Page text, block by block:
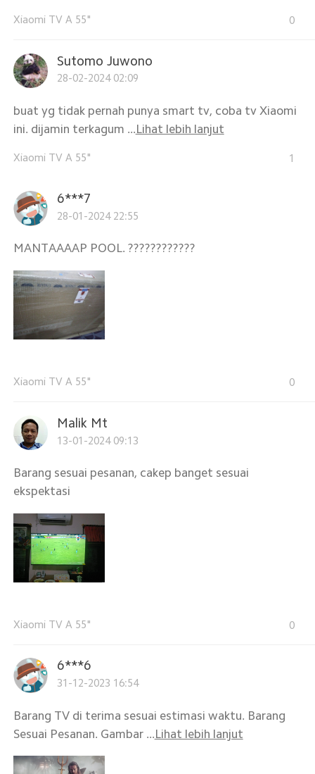
Xiaomi TV A 55" 0
Sutomo Juwono
28-02-2024 02:09
buat yg tidak pernah punya smart tv, coba tv Xiaomi
ini. dijamin terkagum ...Lihat lebih lanjut
Xiaomi TV A 55" 1
6***7
28-01-2024 22:55
MANTAAAAP POOL. ????????????
Xiaomi TV A 55" 0
Malik Mt
13-01-2024 09:13
Barang sesuai pesanan, cakep banget sesuai
ekspektasi
Xiaomi TV A 55" 0
6***6
31-12-2023 16:54
Barang TV di terima sesuai estimasi waktu. Barang
Sesuai Pesanan. Gambar ...Lihat lebih lanjut